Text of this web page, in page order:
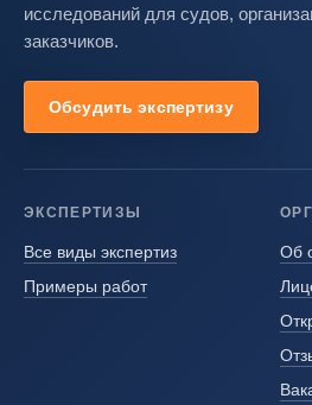
исследований для судов,
заказчиков.
Обсудить экспертизу
ЭКСПЕРТИЗЫ
Все виды экспертиз
Примеры работ
Об